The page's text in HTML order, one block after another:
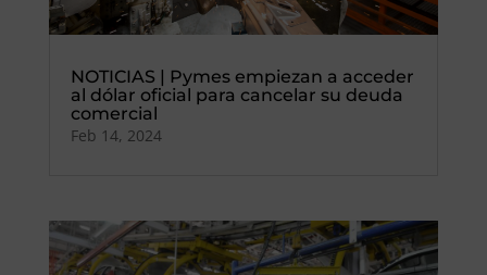
NOTICIAS | Pymes empiezan a acceder
al dólar oficial para cancelar su deuda
comercial
Feb 14, 2024